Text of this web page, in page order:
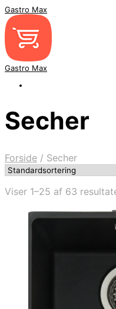
Gastro Max
Gastro Max
Secher
Forside / Secher
Viser 1–25 af 63